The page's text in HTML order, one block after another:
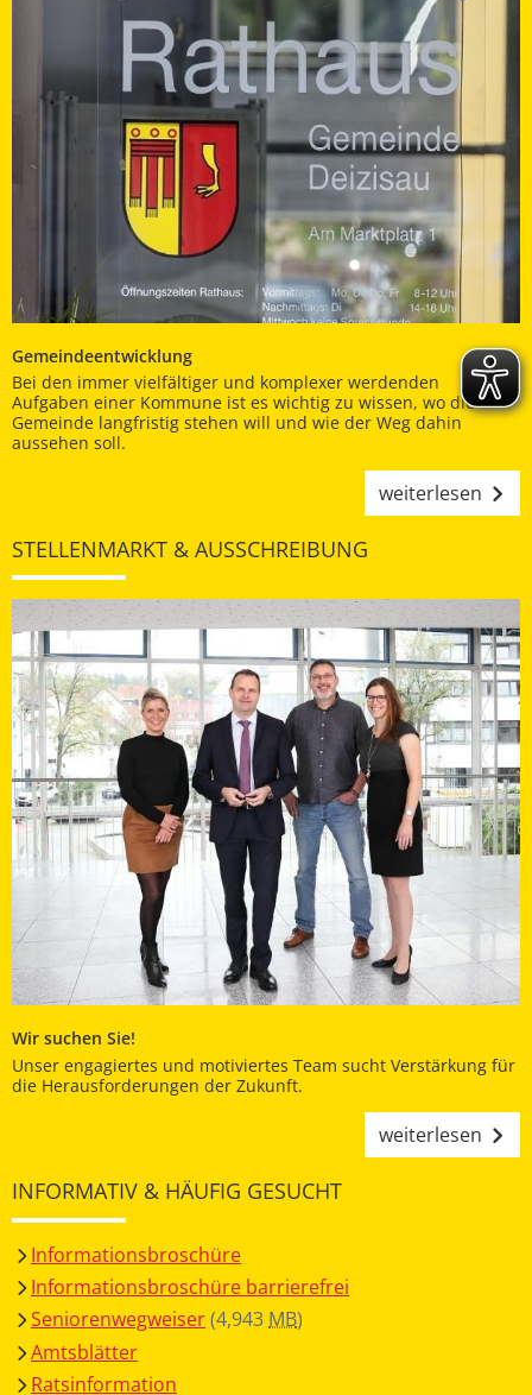
Gemeindeentwicklung
Bei den immer vielfältiger und komplexer werdenden
Aufgaben einer Kommune ist es wichtig zu wissen, wo die
Gemeinde langfristig stehen will und wie der Weg dahin
aussehen soll.
weiterlesen
STELLENMARKT & AUSSCHREIBUNG
Wir suchen Sie!
Unser engagiertes und motiviertes Team sucht Verstärkung für
die Herausforderungen der Zukunft.
weiterlesen
INFORMATIV & HÄUFIG GESUCHT
Informationsbroschüre
Informationsbroschüre barrierefrei
Seniorenwegweiser(4,943MB)
Amtsblätter
Ratsinformation